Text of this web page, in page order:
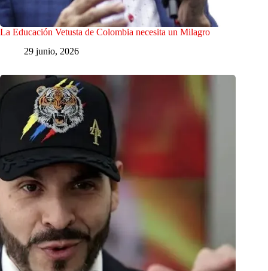
La Educación Vetusta de Colombia necesita un Milagro
29 junio, 2026